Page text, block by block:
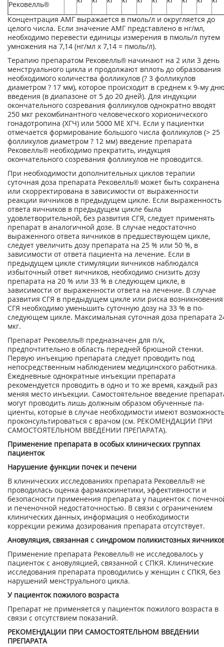
Реко­велль®
Концентрация АМГ выражается в пмоль/л и округляется до
целого числа. Если значение АМГ представлено в нг/мл,
необходимо перевести единицы измерения в пмоль/л путем
умножения на 7,14 (нг/мл х 7,14 = пмоль/л).
Терапию препаратом Рековелль® начинают на 2 или 3 день
менструального цикла и про­должают вплоть до образования
необходимого количества фолликулов (? 3 фолликулов
диаметром ? 17 мм), которое происходит в среднем к 9-му
введения (в диапазоне от 5 до 20 дней). Для индукции
окончательного созревания фолликулов однократно вводят
250 мкг рекомбинантного человеческого хорионического
гонадотропина (ХГЧ) или 5000 ME ХГЧ. Если у пациентки
отмечается формирование большого числа фолликулов (> 25
фол­ликулов диаметром ? 12 мм) введение препарата
Рековелль® необходимо прекратить, ин­дукция
окончательного созревания фолликулов не проводится.
При необходимости дополнительных циклов терапии
суточная доза препарата Рековелль® может быть сохранена
или скорректирована в зависимости от выраженности
реакции яич­ников в предыдущем цикле. Если выраженность
ответа яичников в предыдущем цикле была
удовлетворительной, без развития СГЯ, следует применять
препарат в аналогичной дозе. В случае недостаточно
выраженного ответа яичников в предшествующем цикле,
следует увеличить дозу препарата на 25 % или 50 %, в
зависимости от ответа пациента на лечение. Если в
предыдущем цикле стимуляции яичников наблюдался
избыточный ответ яичников, необходимо снизить дозу
препарата на 20 % или 33 % в следующем цикле, в
зависимости от выраженности ответа на лечение. В случае
развития СГЯ в предыдущем цикле или риска возникновения
СГЯ необходимо уменьшить суточную дозу на 33 % в по­
следующем цикле. Максимальная суточная доза препарата
мкг.
Препарат Рековелль® предназначен для п/к,
предпочтительно в область передней брюш­ной стенки.
Первую инъекцию препарата следует проводить под
непосредственным наблюдением медицинского работника.
Ежедневные однократные инъекции препарата
рекомендуется проводить в одно и то же время, каждый раз
меняя место инъекции. Само­стоятельное введение
могут проводить лишь должным образом обученные па­
циенты, которые в случае необходимости имеют
проконсультироваться с врачом (см. РЕКОМЕНДАЦИИ ПРИ
САМОСТОЯТЕЛЬНОМ ВВЕДЕНИИ ПРЕПАРАТА).
Применение препарата в особых клинических группах
пациенток
Нарушение функции почек и печени
В клинических исследованиях препарата Рековелль® не
проводилась оценка фармакоки­нетики, эффективности и
безопасности применения препарата у пациенток с
и печеночной недостаточностью. В связи с ограничением
клинических данных, информация о необходимости
коррекции режима дозирования препарата отсутствует.
Ановуляция, связанная с синдромом поликистозных
Применение препарата Рековелль® не исследовалось у
пациенток с ановуляцией, связан­ной с СПКЯ. Клинические
исследования препарата проводились у женщин с СПКЯ, без
нарушений менструального цикла.
У пациенток пожилого возраста
Препарат не применяется у пациенток пожилого возраста в
связи с отсутствием показа­ний.
РЕКОМЕНДАЦИИ ПРИ САМОСТОЯТЕЛЬНОМ ВВЕДЕНИИ
ПРЕПАРАТА